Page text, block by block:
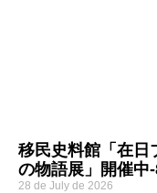
移民史料館「在日
の物語展」開催中
28 de July de 2026